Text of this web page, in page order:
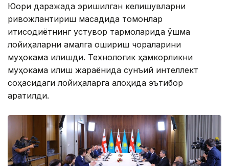
Юқори даражада эришилган келишувларни
ривожлантириш мақсадида томонлар
иқтисодиётнинг устувор тармоқларида қўшма
лойиҳаларни амалга ошириш чораларини
муҳокама қилишди. Технологик ҳамкорликни
муҳокама қилиш жараёнида сунъий интеллект
соҳасидаги лойиҳаларга алоҳида эътибор
қаратилди.